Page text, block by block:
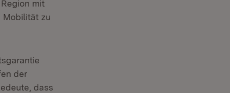
mit
Mobilität zu
der
dass